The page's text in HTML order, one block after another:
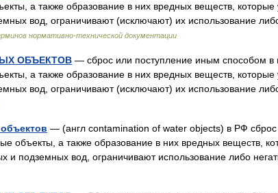
а также образование в них вредных веществ, которые
вод, ограничивают (исключают) их использование
нормативно-технической документации
ОБЪЕКТОВ — сброс или поступление иным способом в
а также образование в них вредных веществ, которые
вод, ограничивают (исключают) их использование
— (англ contamination of water objects) в РФ сброс
объекты, а также образование в них вредных веществ,
и подземных вод, ограничивают использование либо